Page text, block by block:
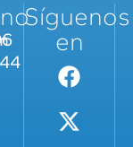
Síguenos
en